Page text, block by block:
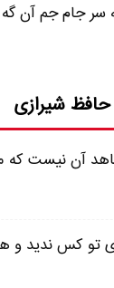
۱۴۴ : به سر جام جم
شیرازی
۱۲۵ : شاهد آن
۶۳ : روی تو کس